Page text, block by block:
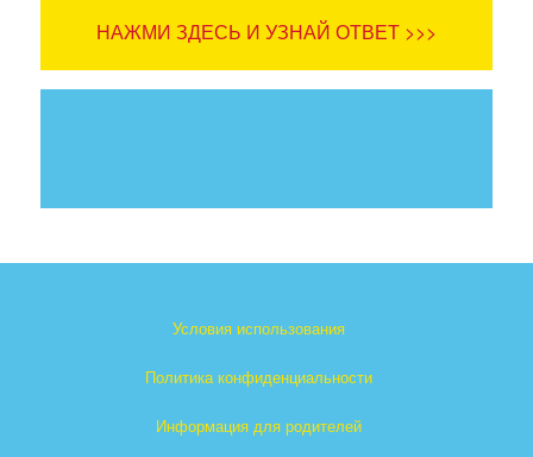
НАЖМИ ЗДЕСЬ И УЗНАЙ ОТВЕТ >>>
Условия использования
Политика конфиденциальности
Информация для родителей